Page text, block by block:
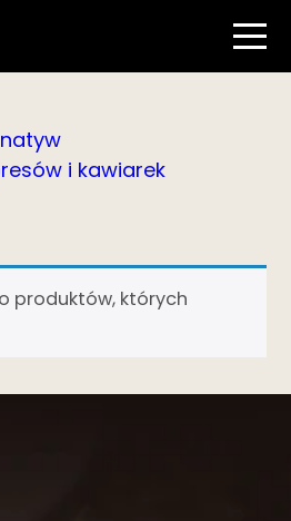
i kawiarek
produktów, których